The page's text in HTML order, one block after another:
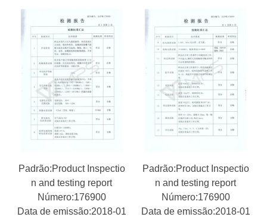
Padrão:Product Inspectio
n and testing report
Número:176900
Data de emissão:2018-01
Padrão:Product Inspectio
n and testing report
Número:176900
Data de emissão:2018-01